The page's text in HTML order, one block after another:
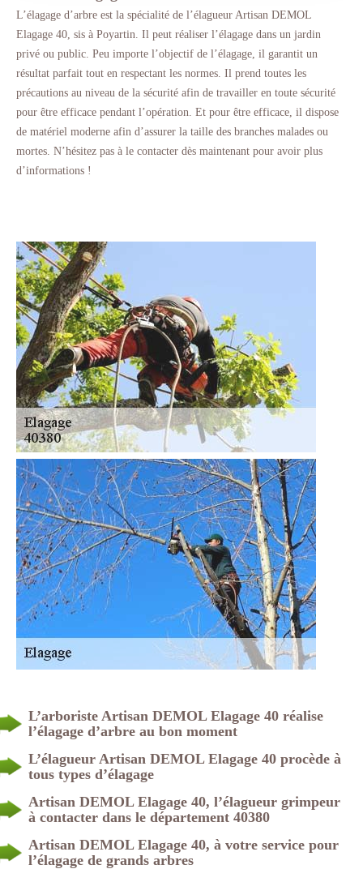
L’élagage d’arbre est la spécialité de l’élagueur Artisan DEMOL
Elagage 40, sis à Poyartin. Il peut réaliser l’élagage dans un jardin
privé ou public. Peu importe l’objectif de l’élagage, il garantit un
résultat parfait tout en respectant les normes. Il prend toutes les
précautions au niveau de la sécurité afin de travailler en toute sécurité
pour être efficace pendant l’opération. Et pour être efficace, il dispose
de matériel moderne afin d’assurer la taille des branches malades ou
mortes. N’hésitez pas à le contacter dès maintenant pour avoir plus
d’informations !
L’arboriste Artisan DEMOL Elagage 40 réalise
l’élagage d’arbre au bon moment
L’élagueur Artisan DEMOL Elagage 40 procède à
tous types d’élagage
Artisan DEMOL Elagage 40, l’élagueur grimpeur
à contacter dans le département 40380
Artisan DEMOL Elagage 40, à votre service pour
l’élagage de grands arbres